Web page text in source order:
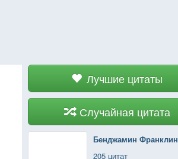
Лучшие цитаты
Случайная цитата
Бенджамин Франклин
205 цитат